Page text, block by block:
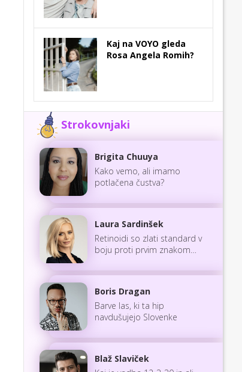
Kaj na VOYO gleda
Rosa Angela Romih?
Strokovnjaki
Brigita Chuuya
Kako vemo, ali imamo
potlačena čustva?
Laura Sardinšek
Retinoidi so zlati standard v
boju proti prvim znakom
Boris Dragan
Barve las, ki ta hip
navdušujejo Slovenke
Blaž Slaviček